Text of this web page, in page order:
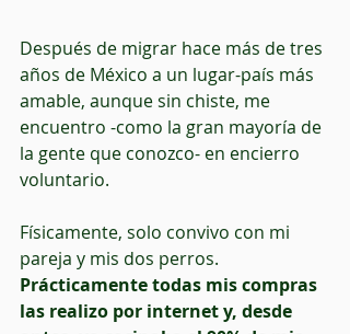
Después de migrar hace más de tres
años de México a un lugar-país más
amable, aunque sin chiste, me
encuentro -como la gran mayoría de
la gente que conozco- en encierro
voluntario.
Físicamente, solo convivo con mi
pareja y mis dos perros.
Prácticamente todas mis compras
las realizo por internet y, desde